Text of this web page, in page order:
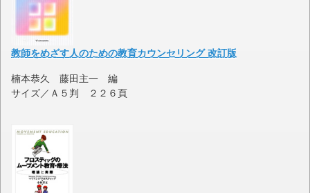
教師をめざす人のための教育カウンセリング 改訂版
楠本恭久 藤田主一 編
サイズ／Ａ５判 ２２６頁